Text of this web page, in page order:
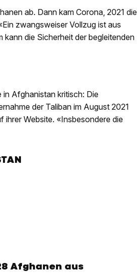
ab. Dann kam Corona, 2021 die
zwangsweiser Vollzug ist aus
die Sicherheit der begleitenden
Afghanistan kritisch: Die
der Taliban im August 2021
ihrer Website. «Insbesondere die
Afghanen aus